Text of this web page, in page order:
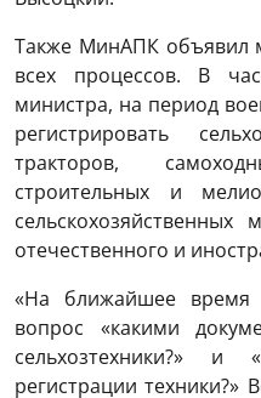
Также МинАПК объявил
всех процессов. В
министра, на период
регистрировать
тракторов,
строительных и
отечественного и
«На ближайшее
вопрос «какими
сельхозтехники?»
регистрации техники?»